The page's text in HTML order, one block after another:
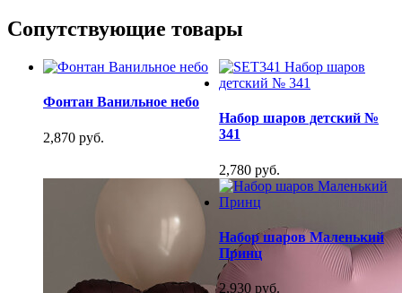
Сопутствующие товары
Фонтан Ванильное небо
2,870 руб.
Набор шаров детский №
341
2,780 руб.
Набор шаров Маленький
Принц
2,930 руб.